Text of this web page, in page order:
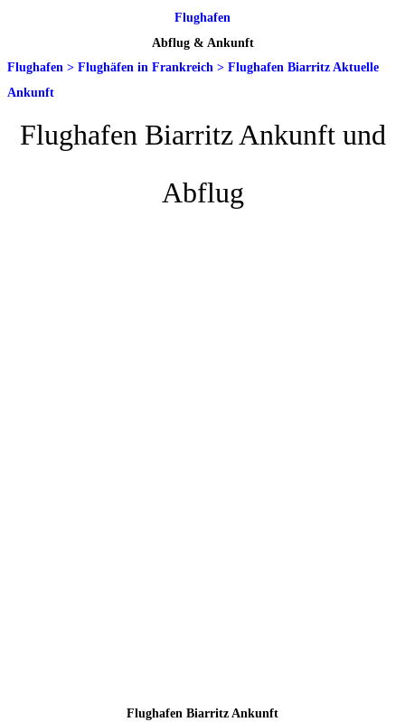
Flughafen
Abflug & Ankunft
Flughafen > Flughäfen in Frankreich > Flughafen Biarritz Aktuelle
Ankunft
Flughafen Biarritz Ankunft und
Abflug
Flughafen Biarritz Ankunft